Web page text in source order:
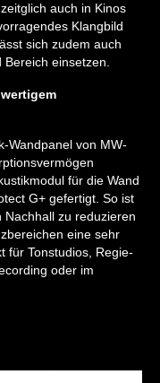
auch in Kinos
Klangbild
sich zudem auch
einsetzen.
Wandpanel von MW-
für die Wand
G+ gefertigt. So ist
zu reduzieren
eine sehr
für Tonstudios, Regie-
oder im